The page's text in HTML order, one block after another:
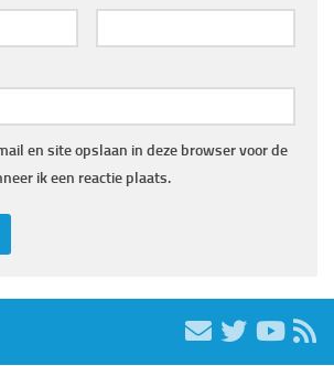
en site opslaan in deze browser voor de
ik een reactie plaats.